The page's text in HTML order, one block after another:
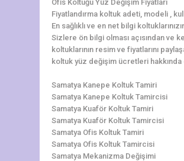
Ofis Koltuğu Yüz Değişim Fiyatları
Fiyatlandırma koltuk adeti, modeli ,
En sağlıklı ve en net bilgi
Sizlere ön bilgi olması açısından ve
koltuklarının resim ve fiyatlarını
koltuk yüz değişim ücretleri
Samatya Kanepe Koltuk Tamiri
Samatya Kanepe Koltuk Tamircisi
Samatya Kuaför Koltuk Tamiri
Samatya Kuaför Koltuk Tamircisi
Samatya Ofis Koltuk Tamiri
Samatya Ofis Koltuk Tamircisi
Samatya Mekanizma Değişimi